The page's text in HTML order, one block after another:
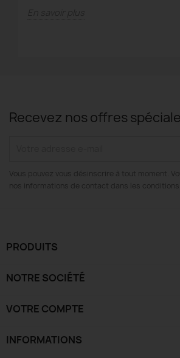
Recevez nos offres
Vous pouvez vous désinscrire à tout moment.
nos informations de contact dans les
PRODUITS
NOTRE SOCIÉTÉ
VOTRE COMPTE
INFORMATIONS